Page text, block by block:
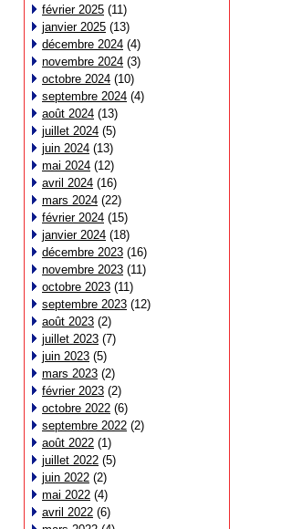
février 2025 (11)
janvier 2025 (13)
décembre 2024 (4)
novembre 2024 (3)
octobre 2024 (10)
septembre 2024 (4)
août 2024 (13)
juillet 2024 (5)
juin 2024 (13)
mai 2024 (12)
avril 2024 (16)
mars 2024 (22)
février 2024 (15)
janvier 2024 (18)
décembre 2023 (16)
novembre 2023 (11)
octobre 2023 (11)
septembre 2023 (12)
août 2023 (2)
juillet 2023 (7)
juin 2023 (5)
mars 2023 (2)
février 2023 (2)
octobre 2022 (6)
septembre 2022 (2)
août 2022 (1)
juillet 2022 (5)
juin 2022 (2)
mai 2022 (4)
avril 2022 (6)